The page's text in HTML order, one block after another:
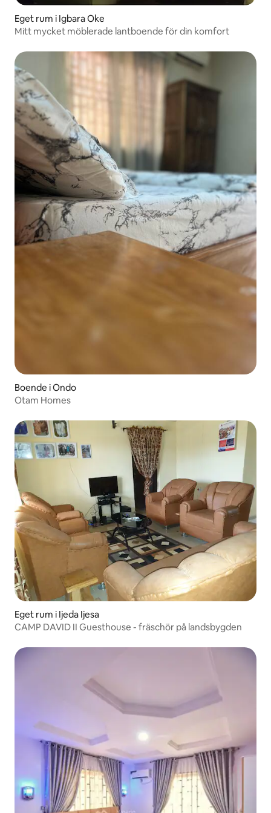
Eget rum i Igbara Oke
Mitt mycket möblerade lantboende för din komfort
Boende i Ondo
Otam Homes
Eget rum i Ijeda Ijesa
CAMP DAVID II Guesthouse - fräschör på landsbygden